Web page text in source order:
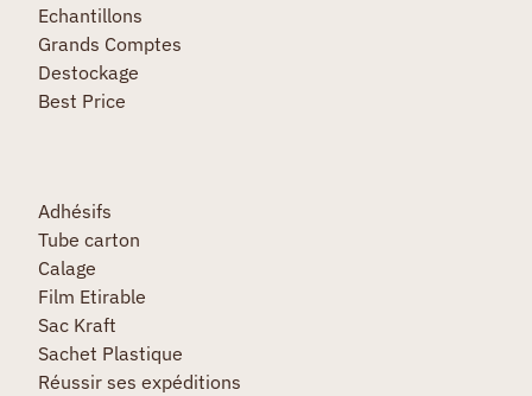
Echantillons
Grands Comptes
Destockage
Best Price
Adhésifs
Tube carton
Calage
Film Etirable
Sac Kraft
Sachet Plastique
Réussir ses expéditions